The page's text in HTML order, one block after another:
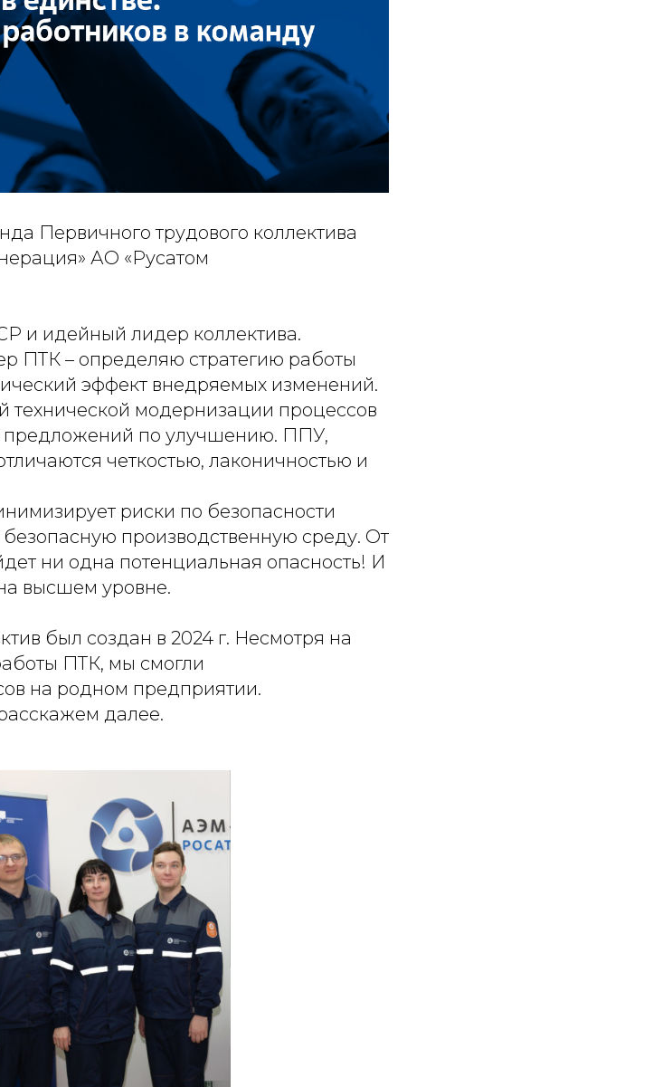
Первичного трудового коллектива
АО «Русатом
и идейный лидер коллектива.
ПТК – определяю стратегию работы
эффект внедряемых изменений.
технической модернизации процессов
предложений по улучшению. ППУ,
четкостью, лаконичностью и
риски по безопасности
производственную среду. От
ни одна потенциальная опасность! И
высшем уровне.
был создан в 2024 г. Несмотря на
ПТК, мы смогли
на родном предприятии.
далее.